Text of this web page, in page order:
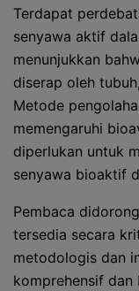
Terdapat
senyawa aktif
menunjukkan
diserap oleh
Metode
memengaruhi
diperlukan untuk
senyawa bioaktif
Pembaca
tersedia secara
metodologis dan
komprehensif